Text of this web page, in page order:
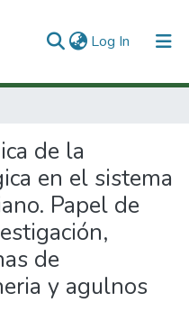
Log In (current)
de la
en el sistema
Papel de
de
y agulnos